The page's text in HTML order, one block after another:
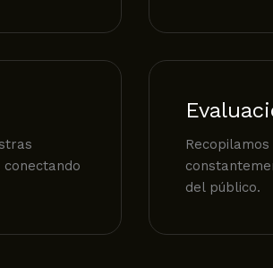
del público.